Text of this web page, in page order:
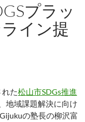
プラッ
イン提
た松山市SDGs推進
地域課題解決に向け
の塾長の柳沢富